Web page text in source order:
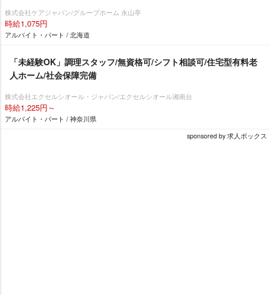
株式会社ケアジャパン/グループホーム 永山亭
時給1,075円
アルバイト・パート / 北海道
「未経験OK」調理スタッフ/無資格可/シフト相談可/住宅型有料老
人ホーム/社会保障完備
株式会社エクセルシオール・ジャパン/エクセルシオール湘南台
時給1,225円～
アルバイト・パート / 神奈川県
sponsored by 求人ボックス